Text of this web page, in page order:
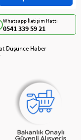
Whatsapp İletişim Hattı
0541 339 59 21
Düşünce Haber